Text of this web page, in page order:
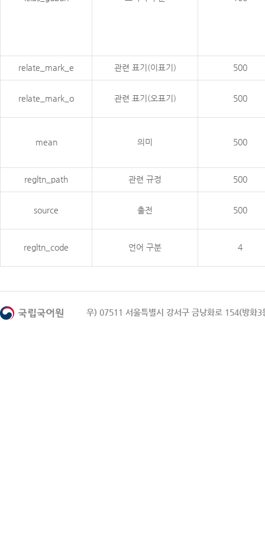
relate_mark_e 관련 표기(이표기) 500
relate_mark_o 관련 표기(오표기) 500
mean 의미 500
regltn_path 관련 규정 500
source 출전 500
regltn_code 언어 구분 4
우) 07511 서울특별시 강서구 금낭화로 154(방화3